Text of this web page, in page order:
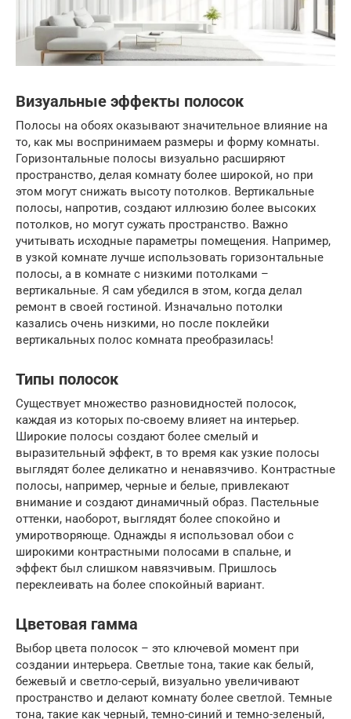
Визуальные эффекты полосок
Полосы на обоях оказывают значительное влияние на
то, как мы воспринимаем размеры и форму комнаты.
Горизонтальные полосы визуально расширяют
пространство, делая комнату более широкой, но при
этом могут снижать высоту потолков. Вертикальные
полосы, напротив, создают иллюзию более высоких
потолков, но могут сужать пространство. Важно
учитывать исходные параметры помещения. Например,
в узкой комнате лучше использовать горизонтальные
полосы, а в комнате с низкими потолками –
вертикальные. Я сам убедился в этом, когда делал
ремонт в своей гостиной. Изначально потолки
казались очень низкими, но после поклейки
вертикальных полос комната преобразилась!
Типы полосок
Существует множество разновидностей полосок,
каждая из которых по-своему влияет на интерьер.
Широкие полосы создают более смелый и
выразительный эффект, в то время как узкие полосы
выглядят более деликатно и ненавязчиво. Контрастные
полосы, например, черные и белые, привлекают
внимание и создают динамичный образ. Пастельные
оттенки, наоборот, выглядят более спокойно и
умиротворяюще. Однажды я использовал обои с
широкими контрастными полосами в спальне, и
эффект был слишком навязчивым. Пришлось
переклеивать на более спокойный вариант.
Цветовая гамма
Выбор цвета полосок – это ключевой момент при
создании интерьера. Светлые тона, такие как белый,
бежевый и светло-серый, визуально увеличивают
пространство и делают комнату более светлой. Темные
тона, такие как черный, темно-синий и темно-зеленый,